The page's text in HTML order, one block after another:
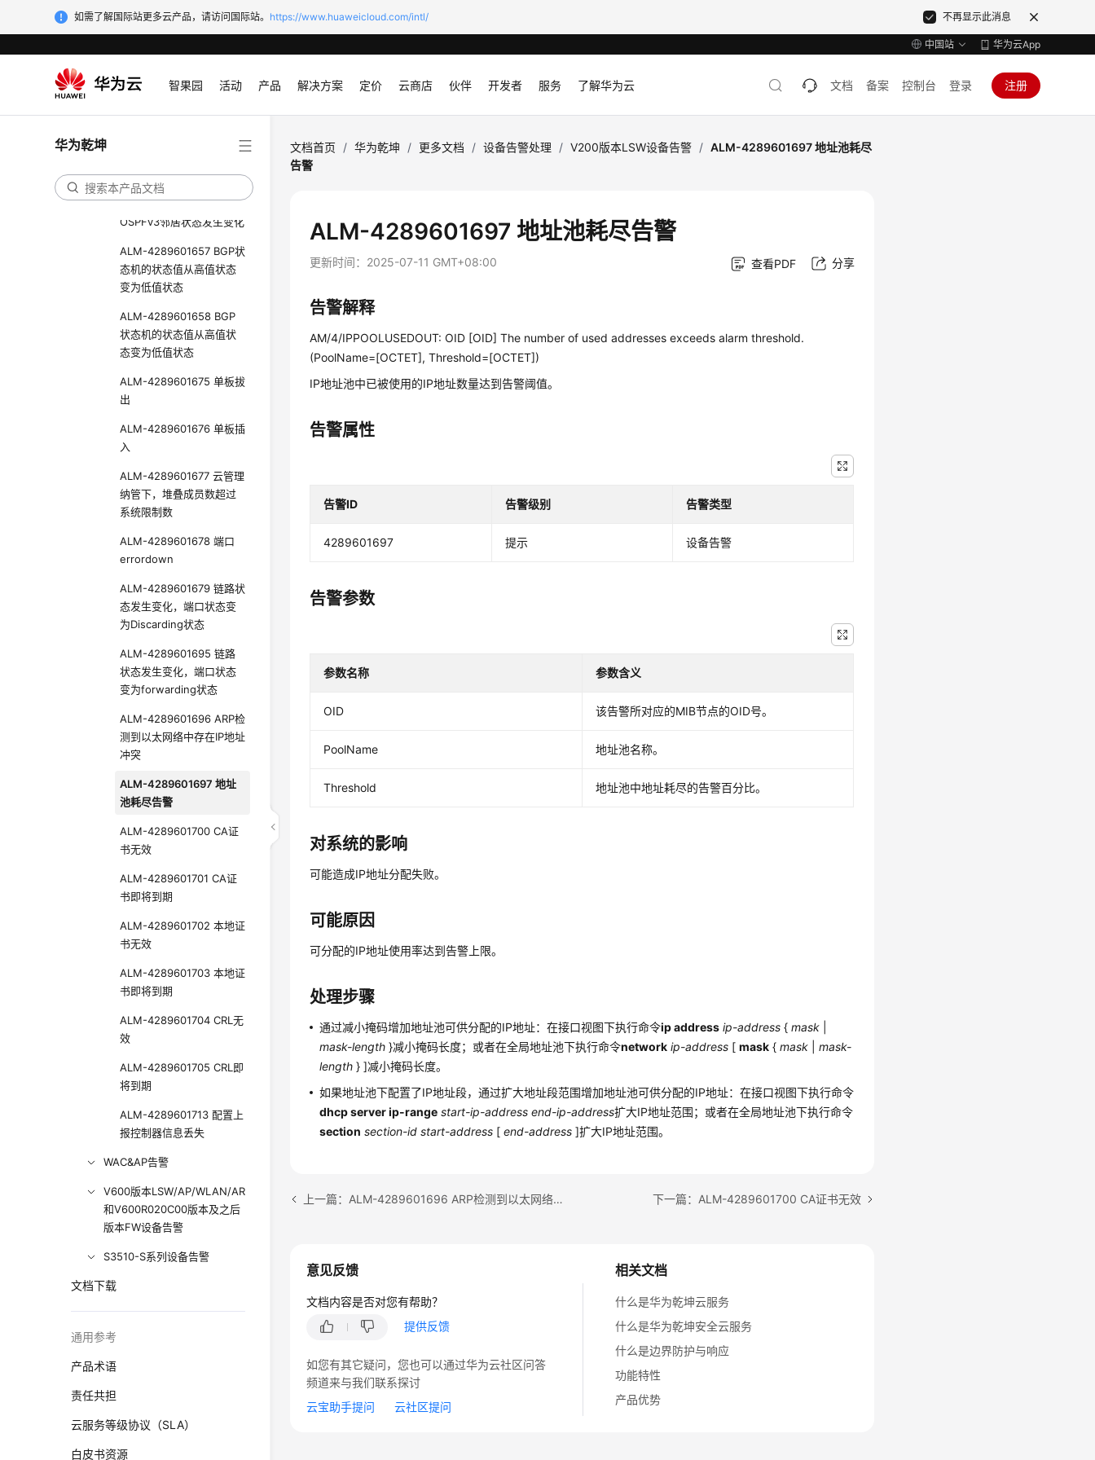
如需了解国际站更多云产品，请访问国际站。 https://www.huaweicloud.com/intl/ 不再显示此消息
中国站 华为云App
智果园 活动 产品 解决方案 定价 云商店 伙伴 开发者 服务 了解华为云 文档 备案 控制台 登录 注册
华为乾坤
书即将到期
ALM-3276800770 因为
邻居状态发生变化
ALM-4289601660
OSPFv3邻居状态发生变化
ALM-4289601657 BGP状
态机的状态值从高值状态
变为低值状态
ALM-4289601658 BGP
状态机的状态值从高值状
态变为低值状态
ALM-4289601675 单板拔
出
ALM-4289601676 单板插
入
ALM-4289601677 云管理
纳管下，堆叠成员数超过
系统限制数
ALM-4289601678 端口
errordown
ALM-4289601679 链路状
态发生变化，端口状态变
为Discarding状态
ALM-4289601695 链路
状态发生变化，端口状态
变为forwarding状态
ALM-4289601696 ARP检
测到以太网络中存在IP地址
冲突
ALM-4289601697 地址
池耗尽告警
ALM-4289601700 CA证
书无效
ALM-4289601701 CA证
书即将到期
ALM-4289601702 本地证
书无效
ALM-4289601703 本地证
书即将到期
ALM-4289601704 CRL无
效
ALM-4289601705 CRL即
将到期
ALM-4289601713 配置上
报控制器信息丢失
WAC&AP告警
V600版本LSW/AP/WLAN/AR
和V600R020C00版本及之后
版本FW设备告警
S3510-S系列设备告警
文档下载
通用参考
产品术语
责任共担
云服务等级协议（SLA）
白皮书资源
文档首页 / 华为乾坤 / 更多文档 / 设备告警处理 / V200版本LSW设备告警 / ALM-4289601697 地址池耗尽
告警
ALM-4289601697 地址池耗尽告警
更新时间： 2025-07-11 GMT+08:00 查看PDF 分享
告警解释
AM/4/IPPOOLUSEDOUT: OID [OID] The number of used addresses exceeds alarm threshold.
(PoolName=[OCTET], Threshold=[OCTET])
IP地址池中已被使用的IP地址数量达到告警阈值。
告警属性
告警ID 告警级别 告警类型
4289601697 提示 设备告警
告警参数
参数名称 参数含义
OID 该告警所对应的MIB节点的OID号。
PoolName 地址池名称。
Threshold 地址池中地址耗尽的告警百分比。
对系统的影响
可能造成IP地址分配失败。
可能原因
可分配的IP地址使用率达到告警上限。
处理步骤
通过减小掩码增加地址池可供分配的IP地址：在接口视图下执行命令ip address ip-address {mask
mask-length }减小掩码长度；或者在全局地址池下执行命令network ip-address [mask {mask |mask-
length } ]减小掩码长度。
如果地址池下配置了IP地址段，通过扩大地址段范围增加地址池可供分配的IP地址：在接口视图下执行命令
dhcp server ip-range start-ip-address end-ip-address扩大IP地址范围；或者在全局地址池下执行命令
section section-id start-address [end-address ]扩大IP地址范围。
上一篇：ALM-4289601696 ARP检测到以太网络中存在IP地址冲突 下一篇：ALM-4289601700 CA证书无效
相关文档
什么是华为乾坤云服务
什么是华为乾坤安全云服务
什么是边界防护与响应
功能特性
产品优势
意见反馈
文档内容是否对您有帮助？
提供反馈
如您有其它疑问，您也可以通过华为云社区问答
频道来与我们联系探讨
云宝助手提问
云社区提问